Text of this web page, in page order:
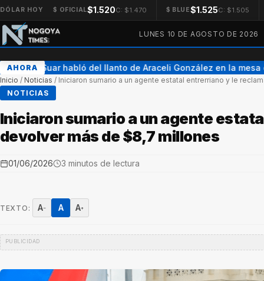
DÓLAR HOY $ OFICIAL$1.520C: $1.470 $ BLUE$1.525C: $1.505
LUNES 10 DE AGOSTO DE 2026
AHORA
Adrián Suar habló del llanto de Araceli González en la mesa
Inicio / Noticias / Iniciaron sumario a un agente estatal entrerriano y le
NOTICIAS
Iniciaron sumario a un agente
devolver más de $8,7 millones
01/06/2026 3 minutos de lectura
TEXTO: A− A A+